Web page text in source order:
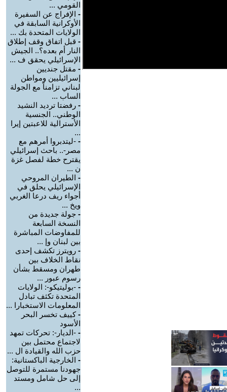
القومي ...
- الإفراج عن السفيرة
الأوكرانية السابقة في
الولايات المتحدة بك ...
- قبل اتفاق وقف إطلاق
النار أم بعده؟.. الجيش
الإسرائيلي يحقق ف ...
- مقتل جنديين
إسرائيليين ومواطن
لبناني تزامناً مع الجولة
الساب ...
- رفضتا ترديد النشيد
الوطني.. الجنسية
الأسترالية للاعبتين إيرا
...
- -ليتدبروا أمرهم مع
مصر-.. باحث إسرائيلي
يقترح خطة لفصل غزة
ن ...
- الطيران المروحي
الإسرائيلي يحلق في
أجواء ريف درعا الغربي
ويخ ...
- جولة جديدة من
النسخة السابعة
للمفاوضات المباشرة
بين لبنان وإ ...
- رويترز تكشف إحدى
نقاط الخلاف بين
طهران ومسقط بشأن
رسوم عبور ...
- -بوليتيكو-: الولايات
المتحدة تكثف تبادل
المعلومات الاستخبارا ...
-كييف تخسر البحر
الأسود
- -الديار-: تحركات تمهد
لاجتماع محتمل بين
حزب الله والقيادة ال ...
- الخارجية الباكستانية:
جهودنا مستمرة للتوصل
إلى حل شامل ومستد
...